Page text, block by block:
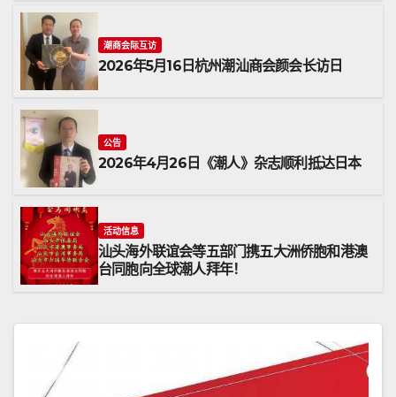
潮商会际互访
2026年5月16日杭州潮汕商会颜会长访日
公告
2026年4月26日《潮人》杂志顺利抵达日本
活动信息
汕头海外联谊会等五部门携五大洲侨胞和港澳
台同胞向全球潮人拜年！